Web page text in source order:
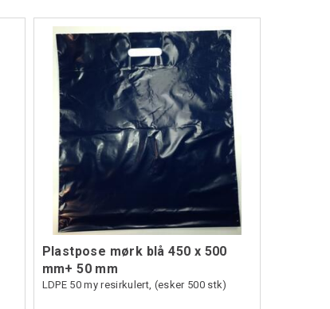
Plastpose mørk blå 450 x 500
mm+ 50 mm
LDPE 50 my resirkulert, (esker 500 stk)